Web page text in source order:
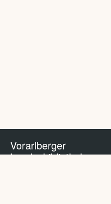
Vorarlberger
Landesbibliothek